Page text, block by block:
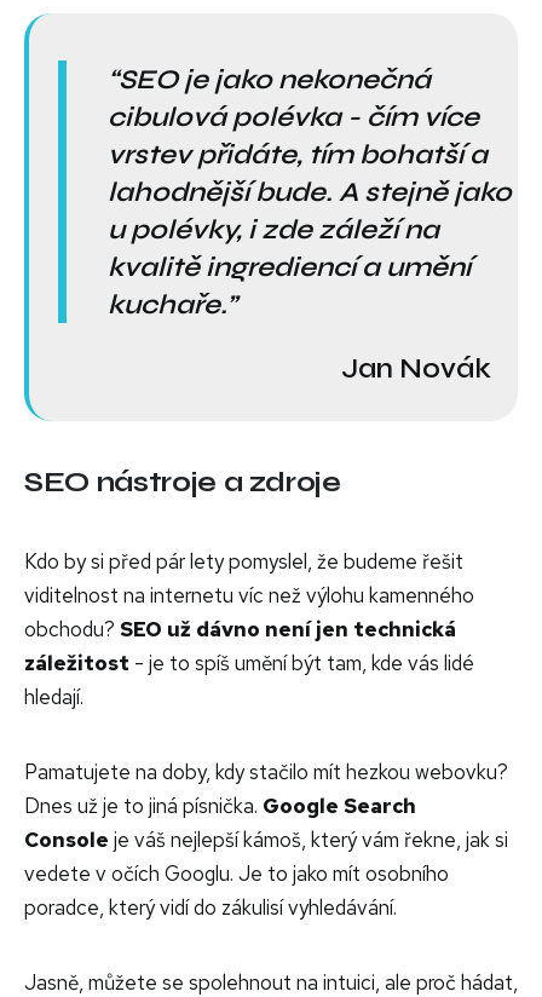
SEO je jako nekonečná
cibulová polévka - čím více
vrstev přidáte, tím bohatší a
lahodnější bude. A stejně jako
u polévky, i zde záleží na
kvalitě ingrediencí a umění
kuchaře.
Jan Novák
SEO nástroje a zdroje
Kdo by si před pár lety pomyslel, že budeme řešit
viditelnost na internetu víc než výlohu kamenného
obchodu? SEO už dávno není jen technická
záležitost - je to spíš umění být tam, kde vás lidé
hledají.
Pamatujete na doby, kdy stačilo mít hezkou webovku?
Dnes už je to jiná písnička. Google Search
Console je váš nejlepší kámoš, který vám řekne, jak si
vedete v očích Googlu. Je to jako mít osobního
poradce, který vidí do zákulisí vyhledávání.
Jasně, můžete se spolehnout na intuici, ale proč hádat,